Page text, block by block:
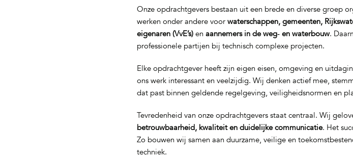
Onze opdrachtgevers bestaan uit een brede en diverse groep
werken onder andere voorwaterschappen, gemeenten,
eigenaren (VvE’s) enaannemers in de weg‑ en waterbouw.
professionele partijen bij technisch complexe projecten.
Elke opdrachtgever heeft zijn eigen eisen, omgeving en
ons werk interessant en veelzijdig. Wij denken actief mee,
dat past binnen geldende regelgeving, veiligheidsnormen en
Tevredenheid van onze opdrachtgevers staat centraal. Wij
betrouwbaarheid, kwaliteit en duidelijke communicatie. Het
Zo bouwen wij samen aan duurzame, veilige en
techniek.